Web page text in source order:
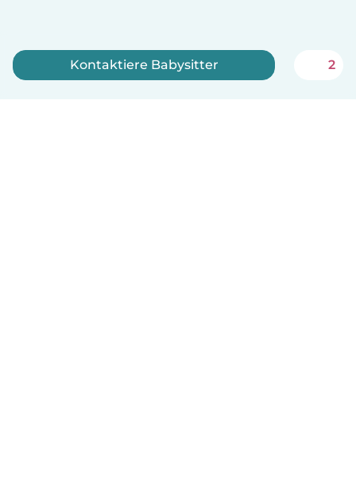
Kontaktiere Babysitter 2